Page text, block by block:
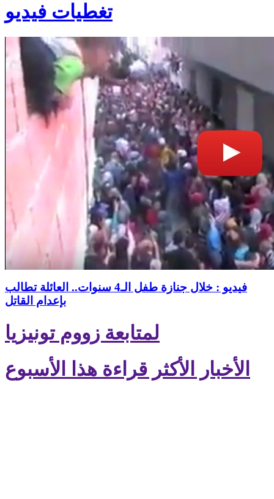
تغطيات فيديو
فيديو : خلال جنازة طفل الـ4 سنوات.. العائلة تطالب
بإعدام القاتل
لمتابعة زووم تونيزيا
الأخبار الأكثر قراءة هذا الأسبوع